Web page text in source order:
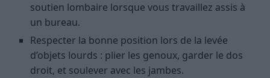
soutien lombaire lorsque vous travaillez assis à
un bureau.
Respecter la bonne position lors de la levée
d’objets lourds : plier les genoux, garder le dos
droit, et soulever avec les jambes.